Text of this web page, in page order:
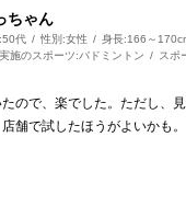
ちゃん
50代 性別:女性 身長:166～
施のスポーツ:バドミントン スポ
ので、楽でした。ただし、
舗で試したほうがよいかも。